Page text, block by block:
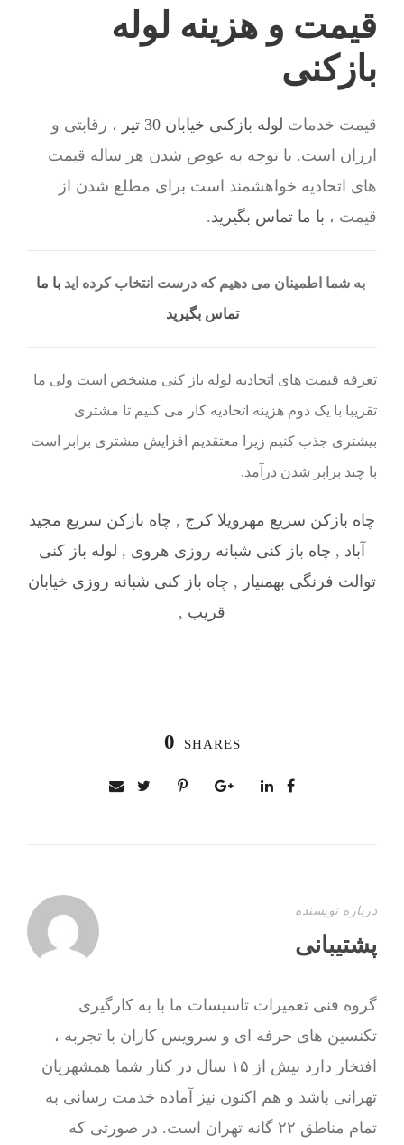
قیمت و هزینه لوله
بازکنی
قیمت خدمات لوله بازکنی خیابان 30 تیر
، رقابتی و
ارزان است. با توجه به عوض شدن هر ساله قیمت
های اتحادیه خواهشمند است برای مطلع شدن از
قیمت ، با ما تماس بگیرید.
به شما اطمینان می دهیم که درست انتخاب کرده ایدبا ما
تماس بگیرید
تعرفه قیمت های اتحادیه لوله باز کنی مشخص است ولی ما
تقریبا با یک دوم هزینه اتحادیه کار می کنیم تا مشتری
بیشتری جذب کنیم زیرا معتقدیم افزایش مشتری برابر است
با چند برابر شدن درآمد.
چاه بازکن سریع مهرویلا کرج , چاه بازکن سریع مجید
آباد , چاه باز کنی شبانه روزی هروی , لوله باز کنی
توالت فرنگی بهمنیار , چاه باز کنی شبانه روزی خیابان
قریب ,
0 SHARES
درباره نویسنده
پشتیبانی
گروه فنی تعمیرات تاسیسات ما با به‌ کارگیری
تکنسین های حرفه ای و سرویس کاران با تجربه ،
افتخار دارد بیش از ۱۵ سال در کنار شما همشهریان
تهرانی باشد و هم اکنون نیز آماده خدمت رسانی به
تمام مناطق ۲۲ گانه تهران است. در صورتی که